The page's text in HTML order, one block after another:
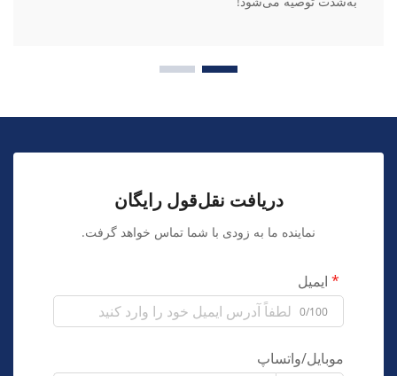
دریافت نقل‌قول رایگان
نماینده ما به زودی با شما تماس خواهد گرفت.
ایمیل
0/100
موبایل/واتساپ